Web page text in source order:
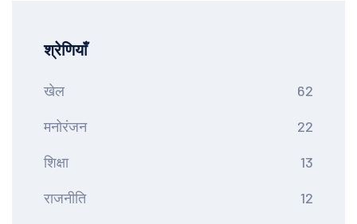
श्रेणियाँ
खेल 62
मनोरंजन 22
शिक्षा 13
राजनीति 12